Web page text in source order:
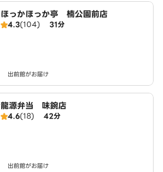
ほっかほっか亭 楠公園前店
4.3(104) 31分
出前館がお届け
龍源弁当 味鋺店
4.6(18) 42分
出前館がお届け